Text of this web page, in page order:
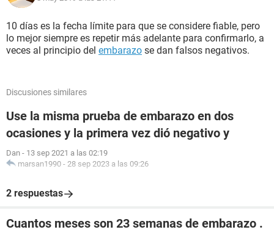
10 días es la fecha límite para que se considere fiable, pero
lo mejor siempre es repetir más adelante para confirmarlo, a
veces al principio del embarazo se dan falsos negativos.
Discusiones similares
Use la misma prueba de embarazo en dos
ocasiones y la primera vez dió negativo y
Dan - 13 sep 2021 a las 02:19
marsan1990 - 28 sep 2023 a las 09:26
2 respuestas
Cuantos meses son 23 semanas de embarazo .